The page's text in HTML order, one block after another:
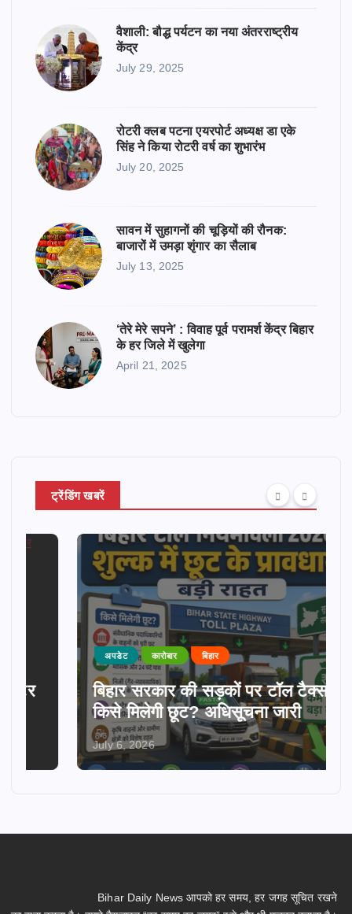
वैशाली: बौद्ध पर्यटन का नया अंतरराष्ट्रीय
केंद्र
July 29, 2025
रोटरी क्लब पटना एयरपोर्ट अध्यक्ष डा एके
सिंह ने किया रोटरी वर्ष का शुभारंभ
July 20, 2025
सावन में सुहागनों की चूड़ियों की रौनक:
बाजारों में उमड़ा शृंगार का सैलाब
July 13, 2025
‘तेरे मेरे सपने’ : विवाह पूर्व परामर्श केंद्र बिहार
के हर जिले में खुलेगा
April 21, 2025
ट्रेंडिंग खबरें
कारोबार बिहार
बिहार सरकार की सड़कों पर टॉल टैक्स में
किसे मिलेगी छूट? अधिसूचना जारी
July 6, 2026
Bihar Daily News आपको हर समय, हर जगह सूचित रखने